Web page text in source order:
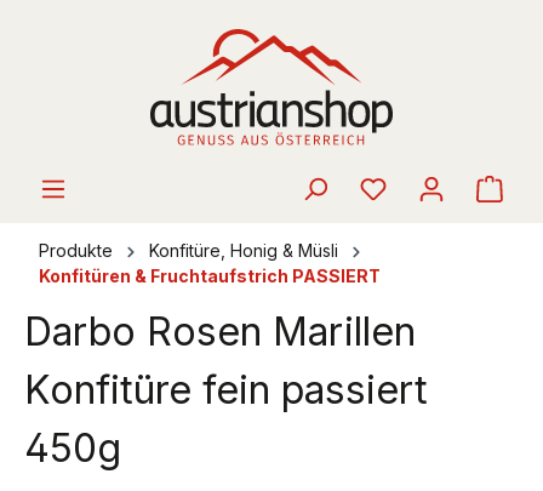
Produkte
Konfitüre, Honig & Müsli
Konfitüren & Fruchtaufstrich PASSIERT
Darbo Rosen Marillen
Konfitüre fein passiert
450g